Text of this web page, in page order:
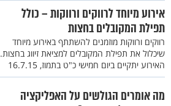
אירוע מיוחד לרווקים ורווקות – כולל
תפילת המקובלים בחצות
רווקים ורווקות מוזמנים להשתתף באירוע מיוחד
שיכלול את תפילת המקובלים למציאת זיווג בחצות.
האירוע יתקיים ביום חמישי כ"ט בתמוז, 16.7.15
מה אומרים הגולשים על האפליקציה